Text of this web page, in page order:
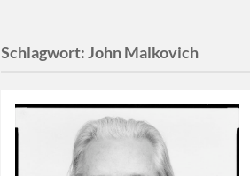
Schlagwort:John Malkovich